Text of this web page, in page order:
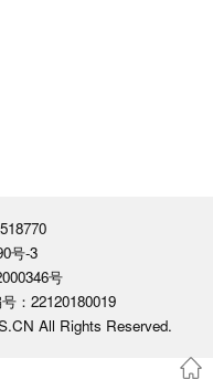
号-3
号
：22120180019
All Rights Reserved.